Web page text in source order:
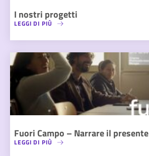
I nostri progetti
LEGGI DI PIÙ
Fuori Campo – Narrare il presente
LEGGI DI PIÙ